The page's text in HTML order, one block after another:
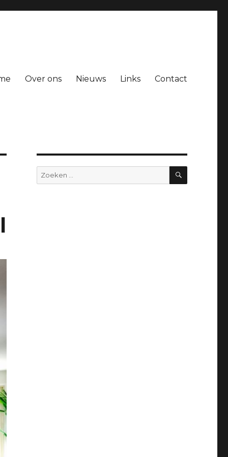
Over ons Nieuws Links Contact
Zoeken
naar:
ZOEKEN